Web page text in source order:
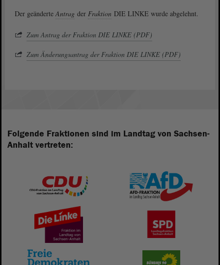
Der geänderteAntrag der Fraktion DIE LINKE wurde abgelehnt.
Zum Antrag der Fraktion DIE LINKE (PDF)
Zum Änderungsantrag der Fraktion DIE LINKE (PDF)
Folgende Fraktionen sind im Landtag von Sachsen-
Anhalt vertreten: